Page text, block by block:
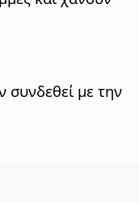
συνδεθεί με την